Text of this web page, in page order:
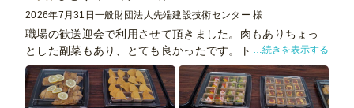
2026年7月31日 一般財団法人先端建設技術センター 様
職場の歓送迎会で利用させて頂きました。肉もありちょっ
とした副菜もあり、とても良かったです。トルティーヤ
は、野菜がたっぷりで皮もしっとりしていてとても美味し
かったです。トルティーヤを食べたことないという年配の
人もいたのには驚きましたが（苦笑）。ネットで見た時
続きを表示する